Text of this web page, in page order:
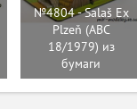
№4804 - Salaš Ex
Plzeň (ABC
18/1979) из
бумаги